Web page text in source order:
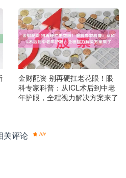
金财配资 别再硬扛老花眼！眼
科专家科普：从ICL术后到中老
年护眼，全程视力解决方案来了
关评论